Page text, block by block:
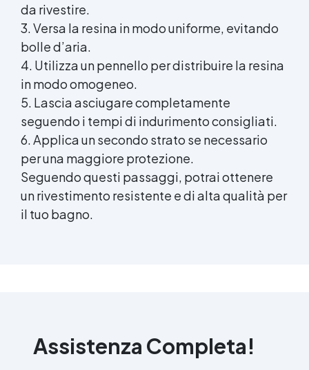
detergenti. ❓ FAQ 👉 Posso usarlo per
incollare una piastrella staccata sul fondo
piscina? Sì, è progettato proprio per
applicazioni subacquee dirette. 👉 Resiste al
cloro? Sì, è formulato per l’uso in piscine e
ambienti trattati con cloro. 👉 Serve un
primer prima dell’applicazione? No, basta
pulire la superficie e applicare direttamente
lo stucco. 🏁 Perfetto per Piscine e spa Bordi
vasca e docce Centri benessere e hotel
Manutentori e installatori di rivestimenti
da rivestire.
3. Versa la resina in modo uniforme, evitando
bolle d’aria.
4. Utilizza un pennello per distribuire la resina
in modo omogeneo.
5. Lascia asciugare completamente
seguendo i tempi di indurimento consigliati.
6. Applica un secondo strato se necessario
per una maggiore protezione.
Seguendo questi passaggi, potrai ottenere
un rivestimento resistente e di alta qualità per
il tuo bagno.
Assistenza Completa!